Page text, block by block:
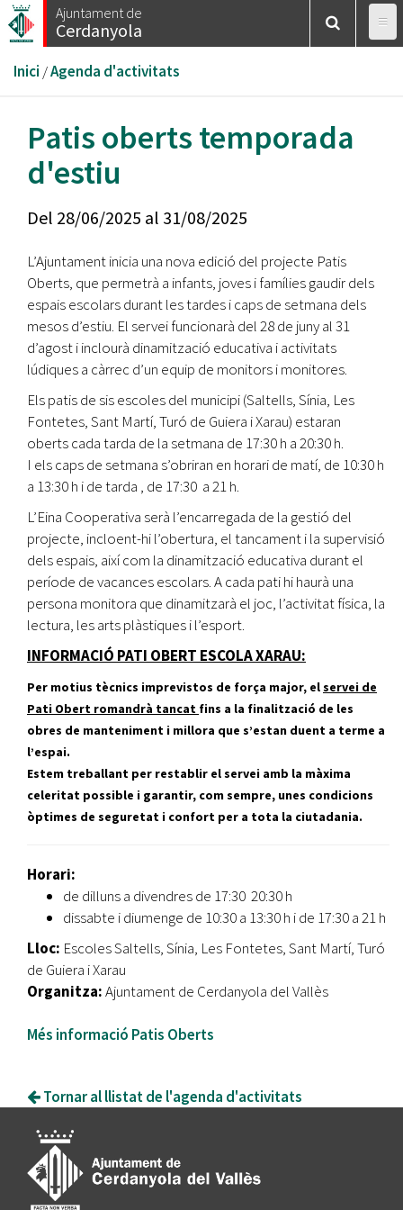
Vés
al
Ajuntament de
Cerdanyola
Esteu
aquí
Inici /Agenda d'activitats
Patis oberts temporada
d'estiu
Del 28/06/2025 al 31/08/2025
L’Ajuntament inicia una nova edició del projecte Patis
Oberts, que permetrà a infants, joves i famílies gaudir dels
espais escolars durant les tardes i caps de setmana dels
mesos d’estiu. El servei funcionarà del 28 de juny al 31
d’agost i inclourà dinamització educativa i activitats
lúdiques a càrrec d’un equip de monitors i monitores.
Els patis de sis escoles del municipi (Saltells, Sínia, Les
Fontetes, Sant Martí, Turó de Guiera i Xarau) estaran
oberts cada tarda de la setmana de 17:30 h a 20:30 h.
I els caps de setmana s’obriran en horari de matí, de 10:30 h
a 13:30 h i de tarda , de 17:30 a 21 h.
L’Eina Cooperativa serà l’encarregada de la gestió del
projecte, incloent-hi l’obertura, el tancament i la supervisió
dels espais, així com la dinamització educativa durant el
període de vacances escolars. A cada pati hi haurà una
persona monitora que dinamitzarà el joc, l’activitat física, la
lectura, les arts plàstiques i l’esport.
INFORMACIÓ PATI OBERT ESCOLA XARAU:
Per motius tècnics imprevistos de força major, elservei de
Pati Obert romandrà tancat fins a la finalització de les
obres de manteniment i millora que s’estan duent a terme a
l’espai.
Estem treballant per restablir el servei amb la màxima
celeritat possible i garantir, com sempre, unes condicions
òptimes de seguretat i confort per a tota la ciutadania.
Horari:
de dilluns a divendres de 17:30 20:30 h
dissabte i diumenge de 10:30 a 13:30 h i de 17:30 a 21 h
Lloc: Escoles Saltells, Sínia, Les Fontetes, Sant Martí, Turó
de Guiera i Xarau
Organitza:Ajuntament de Cerdanyola del Vallès
Més informació Patis Oberts
Tornar al llistat de l'agenda d'activitats